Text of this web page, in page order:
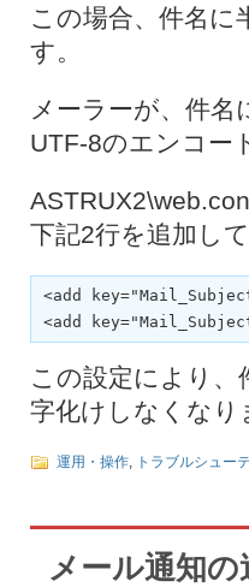
この場合、件名
す。
メーラーが、件名
UTF-8のエンコー
下記2行を追加し
<add
<add
この設定により、
字化けしなくなり
運用・操作, トラブルシュー
メール通知